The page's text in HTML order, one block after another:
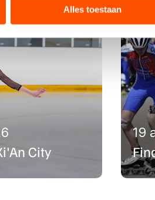
of die zij hebben verzameld
EU, zoals de VS, waar mogelijk
stemt u in met deze
Alles toestaan
City
19